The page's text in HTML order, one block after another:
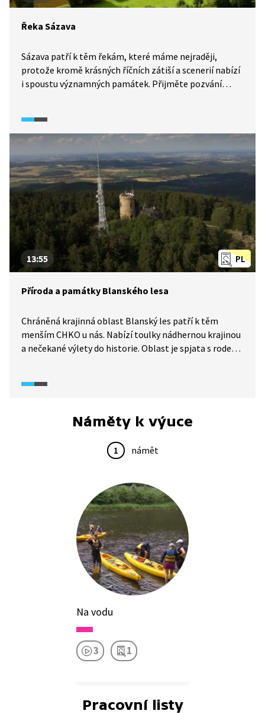
Řeka Sázava
Sázava patří k těm řekám, které máme nejraději,
protože kromě krásných říčních zátiší a scenerií nabízí
i spoustu významných památek. Přijměte pozvání
PL
13:55
Příroda a památky Blanského lesa
Chráněná krajinná oblast Blanský les patří k těm
menším CHKO u nás. Nabízí toulky nádhernou krajinou
a nečekané výlety do historie. Oblast je spjata s rodem
několikatisícihektarové bukové lesy nejrůznějšího
Náměty k výuce
1 námět
Na vodu
3 1
Pracovní listy